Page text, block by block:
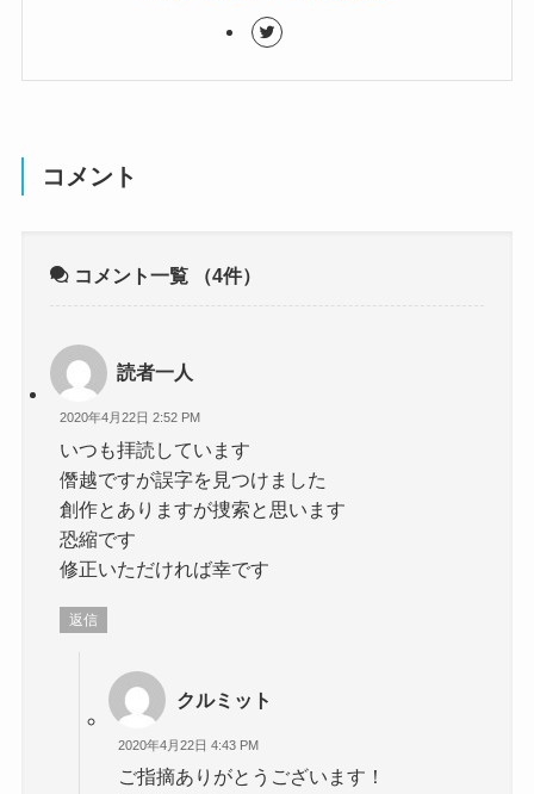
コメント
コメント一覧 （4件）
読者一人
2020年4月22日 2:52 PM
いつも拝読しています
僭越ですが誤字を見つけました
創作とありますが捜索と思います
恐縮です
修正いただければ幸です
返信
クルミット
2020年4月22日 4:43 PM
ご指摘ありがとうございます！